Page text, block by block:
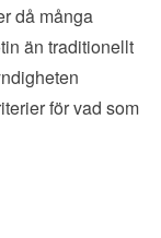
då många
än traditionellt
för vad som